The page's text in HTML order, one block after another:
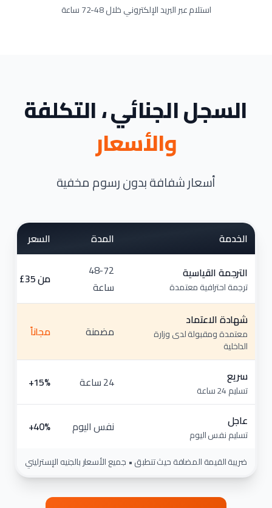
استلام عبر البريد الإلكتروني خلال 48-72 ساعة
السجل الجنائي ، التكلفة
والأسعار
أسعار شفافة بدون رسوم مخفية
الخدمة المدة
السعر
الترجمة القياسية
ترجمة احترافية معتمدة
48-72
ساعة
من ⁦£35⁩
شهادة الاعتماد
معتمدة ومقبولة لدى وزارة
الداخلية
مضمنة مجاناً
سريع
تسليم 24 ساعة 24 ساعة
عاجل
تسليم نفس اليوم نفس اليوم
ضريبة القيمة المضافة حيث تنطبق • جميع الأسعار بالجنيه الإسترليني